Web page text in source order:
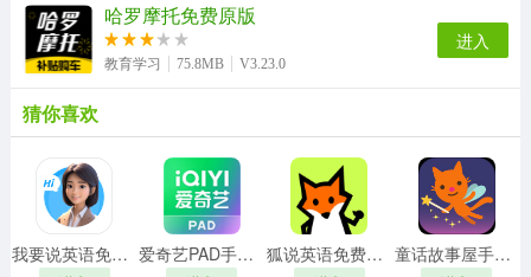
哈罗摩托免费原版
教育学习 75.8MB V3.23.0
进入
猜你喜欢
我要说英语免费版
爱奇艺PAD手机正版
狐说英语免费原版
童话故事屋手机版